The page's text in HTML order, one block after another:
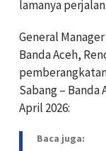
lamanya
General
Banda Aceh,
Sabang – Banda
April 2026:
Baca juga: